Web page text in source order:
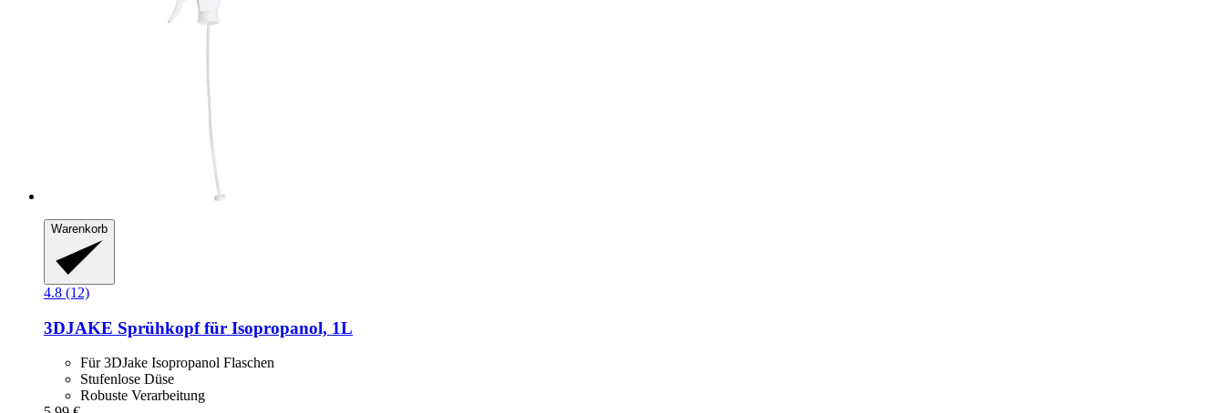
Warenkorb
4.8 (12)
3DJAKE Sprühkopf für Isopropanol, 1L
Für 3DJake Isopropanol Flaschen
Stufenlose Düse
Robuste Verarbeitung